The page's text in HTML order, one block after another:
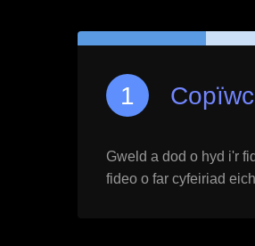
Gweld a dod o hyd i'r
fideo o far cyfeiriad